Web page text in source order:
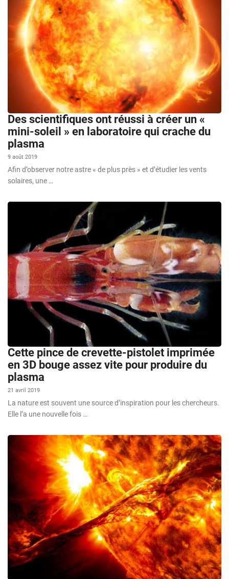
Des scientifiques ont réussi à créer un «
mini-soleil » en laboratoire qui crache du
plasma
9 août 2019
Afin d’observer notre astre « de plus près » et d’étudier les vents
solaires, une …
Cette pince de crevette-pistolet imprimée
en 3D bouge assez vite pour produire du
plasma
21 avril 2019
La nature est souvent une source d’inspiration pour les chercheurs.
Elle l’a une nouvelle fois …